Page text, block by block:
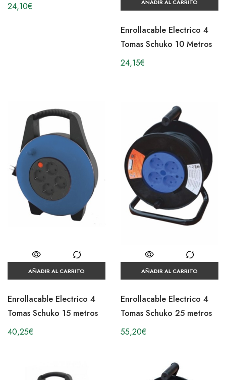
24,10€ AÑADIR AL CARRITO
Enrollacable Electrico 4
Tomas Schuko 10 Metros
24,15€
AÑADIR AL CARRITO
Enrollacable Electrico 4
Tomas Schuko 15 metros
40,25€
AÑADIR AL CARRITO
Enrollacable Electrico 4
Tomas Schuko 25 metros
55,20€